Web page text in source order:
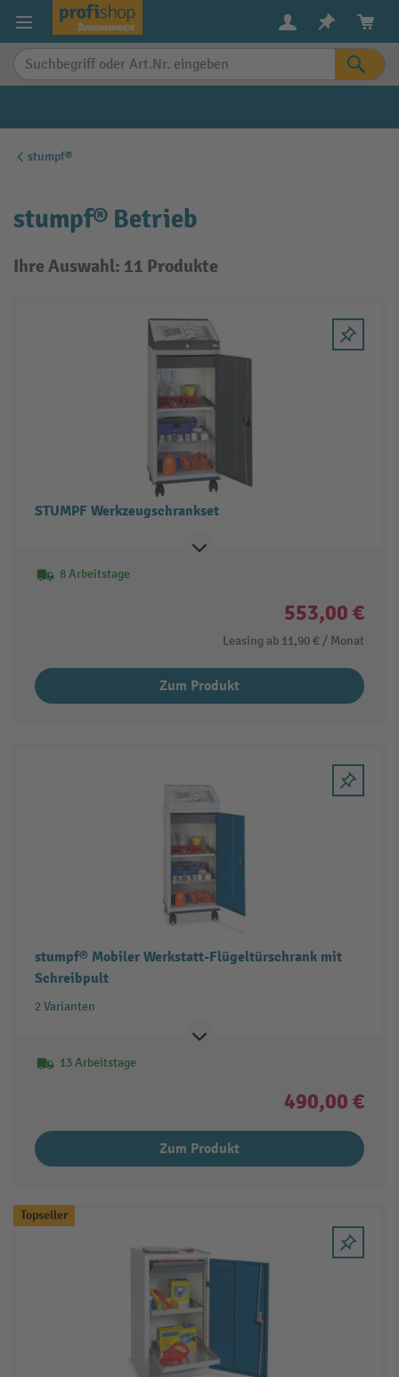
springen
stumpf®
stumpf® Betrieb
Ihre Auswahl: 11 Produkte
STUMPF Werkzeugschrankset
8 Arbeitstage
553,00 €
Leasing ab 11,90 € / Monat
Zum Produkt
stumpf® Mobiler Werkstatt-Flügeltürschrank mit
Schreibpult
2 Varianten
13 Arbeitstage
490,00 €
Zum Produkt
Topseller